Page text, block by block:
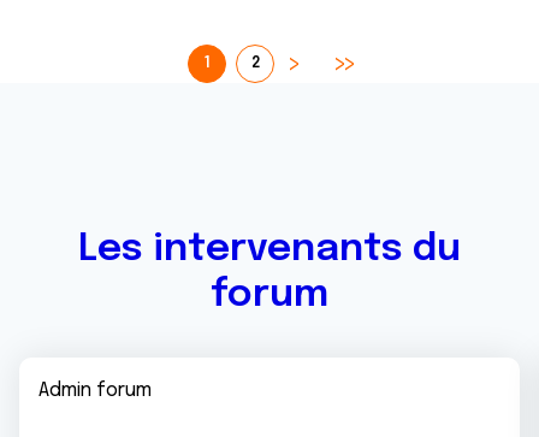
1 2
Les intervenants du
forum
Admin forum